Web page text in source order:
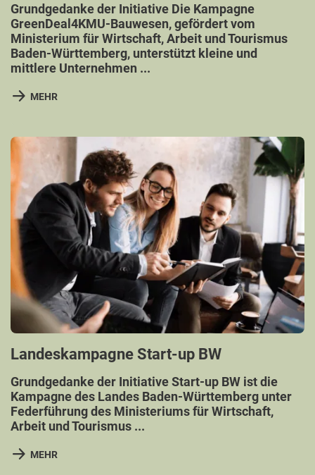
Grundgedanke der Initiative Die Kampagne
GreenDeal4KMU-Bauwesen, gefördert vom
Ministerium für Wirtschaft, Arbeit und Tourismus
Baden-Württemberg, unterstützt kleine und
mittlere Unternehmen ...
MEHR
Landeskampagne Start-up BW
Grundgedanke der Initiative Start-up BW ist die
Kampagne des Landes Baden-Württemberg unter
Federführung des Ministeriums für Wirtschaft,
Arbeit und Tourismus ...
MEHR